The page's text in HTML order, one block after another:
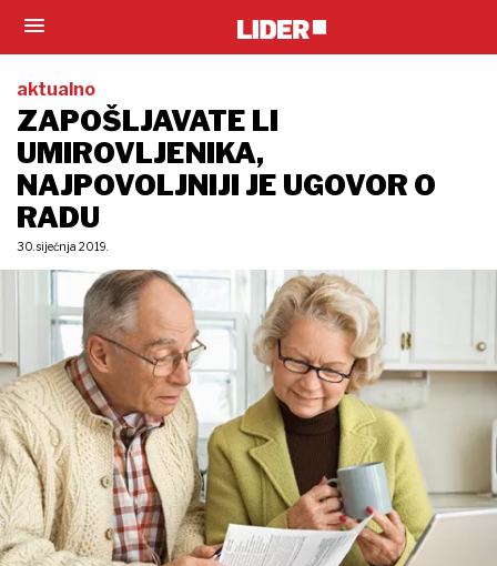
aktualno
ZAPOŠLJAVATE LI
UMIROVLJENIKA,
NAJPOVOLJNIJI JE UGOVOR O
RADU
30. siječnja 2019.